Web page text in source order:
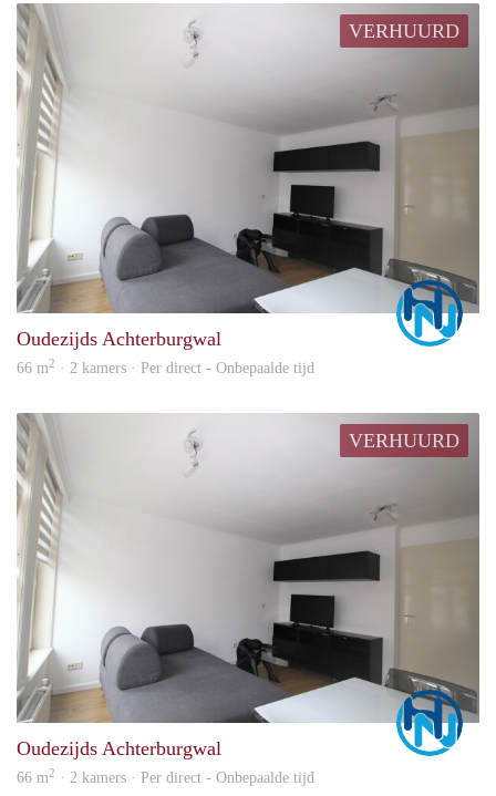
VERHUURD
Oudezijds Achterburgwal
66 m2 · 2 kamers · Per direct - Onbepaalde tijd
VERHUURD
Oudezijds Achterburgwal
66 m2 · 2 kamers · Per direct - Onbepaalde tijd